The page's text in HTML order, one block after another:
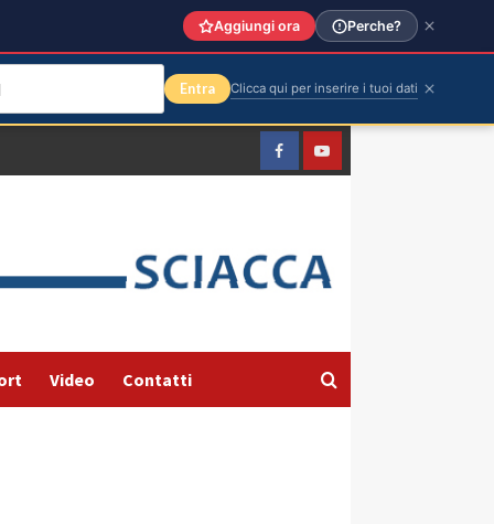
FacebookYountube
Video Contatti
Aggiungi ora Perche?
Entra Clicca qui per inserire i tuoi dati